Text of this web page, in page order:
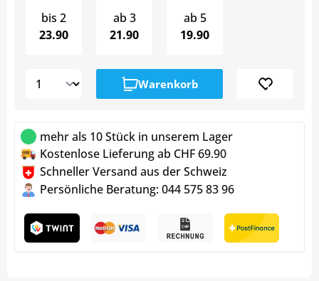
bis 2
23.90
ab 3
21.90
ab 5
19.90
Warenkorb
mehr als 10 Stück in unserem Lager
Kostenlose Lieferung ab CHF 69.90
Schneller Versand aus der Schweiz
Persönliche Beratung: 044 575 83 96